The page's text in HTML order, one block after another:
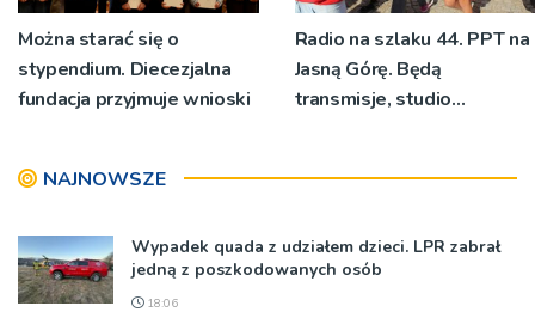
Można starać się o
stypendium. Diecezjalna
fundacja przyjmuje wnioski
Radio na szlaku 44. PPT na
Jasną Górę. Będą
transmisje, studio
NAJNOWSZE
Wypadek quada z udziałem dzieci. LPR zabrał
jedną z poszkodowanych osób
18:06